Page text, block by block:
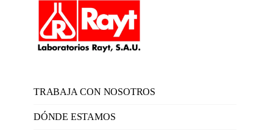
TRABAJA CON NOSOTROS
DÓNDE ESTAMOS